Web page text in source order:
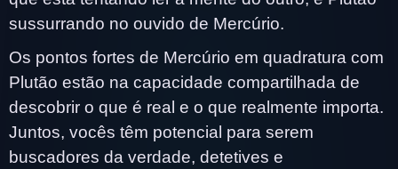
sussurrando no ouvido de Mercúrio.
Os pontos fortes de Mercúrio em quadratura com
Plutão estão na capacidade compartilhada de
descobrir o que é real e o que realmente importa.
Juntos, vocês têm potencial para serem
buscadores da verdade, detetives e